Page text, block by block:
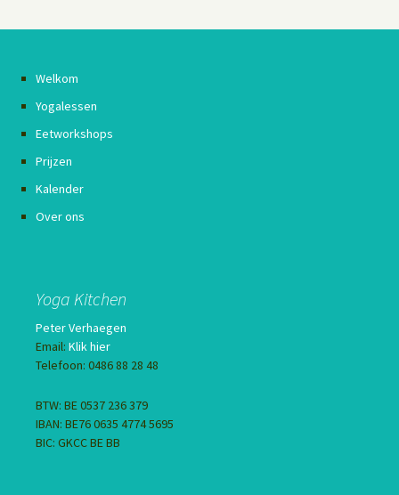
Welkom
Yogalessen
Eetworkshops
Prijzen
Kalender
Over ons
Yoga Kitchen
Peter Verhaegen
Email: Klik hier
Telefoon: 0486 88 28 48
BTW: BE 0537 236 379
IBAN: BE76 0635 4774 5695
BIC: GKCC BE BB